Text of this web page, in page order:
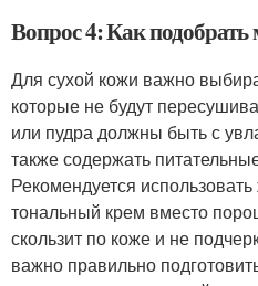
Вопрос 4: Как
Для сухой кожи важно
которые не будут
или пудра должны быть с
также содержать
Рекомендуется
тональный крем вместо
скользит по коже и не
важно правильно